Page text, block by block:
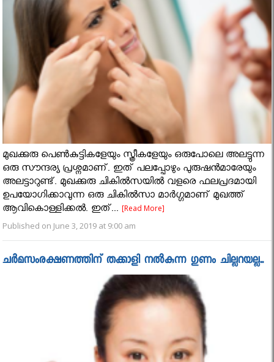
മുഖക്കുരു പെൺകുട്ടികളേയും സ്ത്രീകളേയും ഒരുപോലെ അലട്ടുന്ന
ഒരു സൗന്ദര്യ പ്രശ്നമാണ്. ഇത് പലപ്പോഴും പുരുഷൻമാരേയും
അലട്ടാറുണ്ട്. മുഖക്കുരു ചികിൽസയിൽ വളരെ ഫലപ്രദമായി
ഉപയോഗിക്കാവുന്ന ഒരു ചികിൽസാ മാർഗ്ഗമാണ് മുഖത്ത്
ആവികൊള്ളിക്കൽ. ഇത്...[Read More]
Published on June 3, 2019 at 9:00 am
ചർമസംരക്ഷണത്തിന് തക്കാളി നൽകുന്ന ഗുണം ചില്ലറയല്ല..